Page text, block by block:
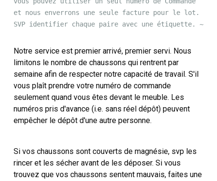
et nous enverrons une seule facture pour le lot.
SVP identifier chaque paire avec une étiquette. ~
Notre service est premier arrivé, premier servi. Nous
limitons le nombre de chaussons qui rentrent par
semaine afin de respecter notre capacité de travail. S'il
vous plaît prendre votre numéro de commande
seulement quand vous êtes devant le meuble. Les
numéros pris d'avance (i.e. sans réel dépôt) peuvent
empêcher le dépôt d'une autre personne.
Si vos chaussons sont couverts de magnésie, svp les
rincer et les sécher avant de les déposer. Si vous
trouvez que vos chaussons sentent mauvais, faites une